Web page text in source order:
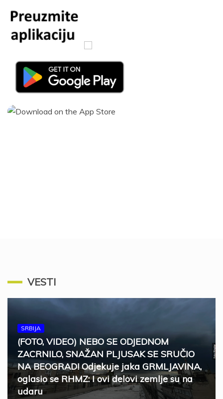
VESTI
SRBIJA
(FOTO, VIDEO) NEBO SE ODJEDNOM
ZACRNILO, SNAŽAN PLJUSAK SE SRUČIO
NA BEOGRAD! Odjekuje jaka GRMLJAVINA,
oglasio se RHMZ: I ovi delovi zemlje su na
udaru